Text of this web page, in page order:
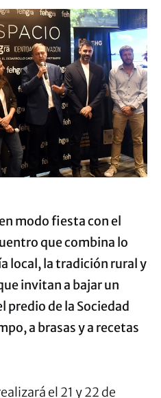
modo fiesta con el
que combina lo
local, la tradición rural y
invitan a bajar un
predio de la Sociedad
a brasas y a recetas
el 21 y 22 de